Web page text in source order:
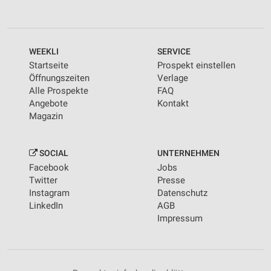
WEEKLI
Startseite
Öffnungszeiten
Alle Prospekte
Angebote
Magazin
SERVICE
Prospekt einstellen
Verlage
FAQ
Kontakt
SOCIAL
Facebook
Twitter
Instagram
LinkedIn
UNTERNEHMEN
Jobs
Presse
Datenschutz
AGB
Impressum